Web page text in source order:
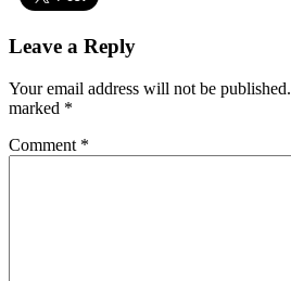
Leave a Reply
Your email address will not be published.
marked *
Comment *